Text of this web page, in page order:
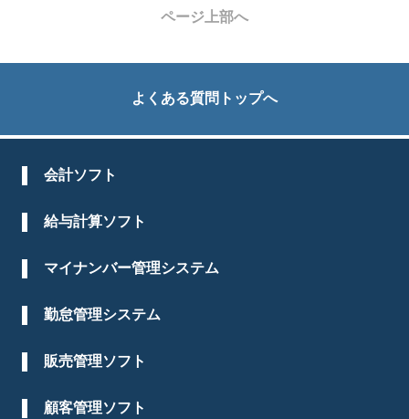
ページ上部へ
よくある質問トップへ
会計ソフト
給与計算ソフト
マイナンバー管理システム
勤怠管理システム
販売管理ソフト
顧客管理ソフト